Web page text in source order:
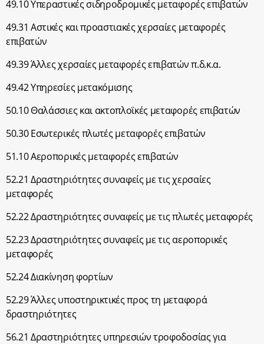
49.10 Υπεραστικές σιδηροδρομικές μεταφορές επιβατών
49.31 Αστικές και προαστιακές χερσαίες μεταφορές
επιβατών
49.39 Άλλες χερσαίες μεταφορές επιβατών π.δ.κ.α.
49.42 Υπηρεσίες μετακόμισης
50.10 Θαλάσσιες και ακτοπλοϊκές μεταφορές επιβατών
50.30 Εσωτερικές πλωτές μεταφορές επιβατών
51.10 Αεροπορικές μεταφορές επιβατών
52.21 Δραστηριότητες συναφείς με τις χερσαίες
μεταφορές
52.22 Δραστηριότητες συναφείς με τις πλωτές μεταφορές
52.23 Δραστηριότητες συναφείς με τις αεροπορικές
μεταφορές
52.24 Διακίνηση φορτίων
52.29 Άλλες υποστηρικτικές προς τη μεταφορά
δραστηριότητες
56.21 Δραστηριότητες υπηρεσιών τροφοδοσίας για